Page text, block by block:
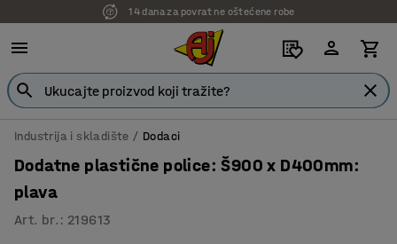
14 dana za povrat ne oštećene robe
7 godina garancije
Industrija i skladište Dodaci
Dodatne plastične police: Š900 x D400mm:
plava
Art. br. : 219613